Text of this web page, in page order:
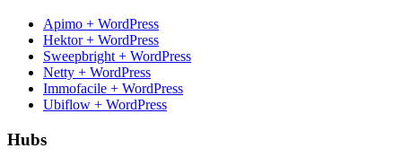
Apimo + WordPress
Hektor + WordPress
Sweepbright + WordPress
Netty + WordPress
Immofacile + WordPress
Ubiflow + WordPress
Hubs